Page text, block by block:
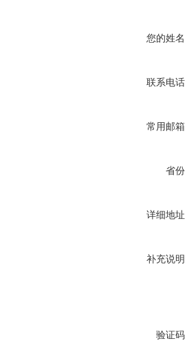
您的姓名
联系电话
常用邮箱
省份
详细地址
补充说明
验证码